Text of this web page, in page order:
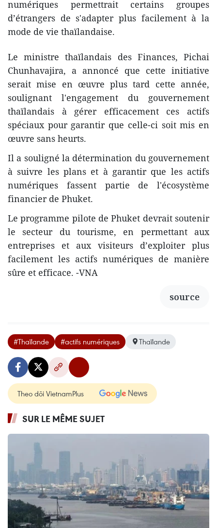
numériques permettrait certains groupes
d’étrangers de s'adapter plus facilement à la
mode de vie thaïlandaise.
Le ministre thaïlandais des Finances, Pichai
Chunhavajira, a annoncé que cette initiative
serait mise en œuvre plus tard cette année,
soulignant l'engagement du gouvernement
thaïlandais à gérer efficacement ces actifs
spéciaux pour garantir que celle-ci soit mis en
œuvre sans heurts.
Il a souligné la détermination du gouvernement
à suivre les plans et à garantir que les actifs
numériques fassent partie de l'écosystème
financier de Phuket.
Le programme pilote de Phuket devrait soutenir
le secteur du tourisme, en permettant aux
entreprises et aux visiteurs d’exploiter plus
facilement les actifs numériques de manière
sûre et efficace. -VNA
source
#Thaïlande #actifs numériques Thaïlande
Theo dõi VietnamPlus
SUR LE MÊME SUJET